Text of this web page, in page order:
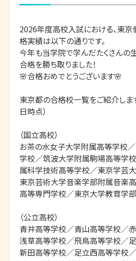
2026年度高校入試における、東
格実績は以下の通りです。
今年も当学院で学んだたくさんの
合格を勝ち取りました！
🌸合格おめでとうございます🌸
東京都の合格校一覧をご紹介しま
日時点）
（国立高校）
お茶の水女子大学附属高等学校
学校／筑波大学附属駒場高等学
属科学技術高等学校／東京学芸
東京芸術大学音楽学部附属音楽
高等専門学校／東京大学教育学
（公立高校）
青井高等学校／青山高等学校／
浅草高等学校／飛鳥高等学校／
新田高等学校／足立西高等学校